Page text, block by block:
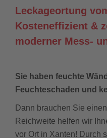
Leckageortung
Kosteneffizient &
moderner Mess-
Sie haben feuchte
Feuchteschaden und
Dann brauchen Sie
Reichweite helfen wir
vor Ort in Xanten! Durch